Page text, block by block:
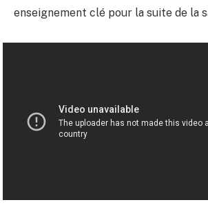
enseignement clé pour la suite de la